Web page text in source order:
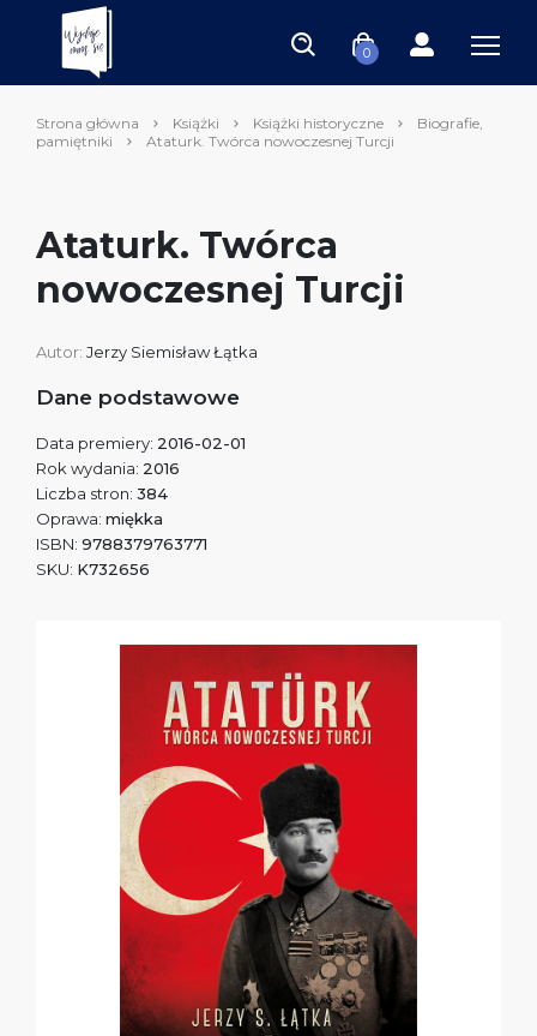
0
Strona główna Książki Książki historyczne
Biografie,
pamiętniki
Ataturk. Twórca nowoczesnej Turcji
Ataturk. Twórca
nowoczesnej Turcji
Autor: Jerzy Siemisław Łątka
Dane podstawowe
Data premiery: 2016-02-01
Rok wydania: 2016
Liczba stron: 384
Oprawa: miękka
ISBN: 9788379763771
SKU: K732656